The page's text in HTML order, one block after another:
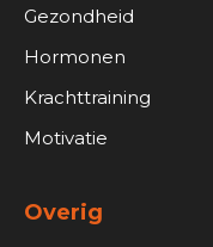
Gezondheid
Hormonen
Krachttraining
Motivatie
Overig